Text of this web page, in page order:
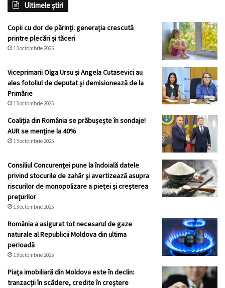
Ultimele știri
Copii cu dor de părinți: generația crescută
printre plecări și tăceri
13 octombrie 2025
Viceprimarii Olga Ursu și Angela Cutasevici au
ales fotoliul de deputat și demisionează de la
Primărie
13 octombrie 2025
Coaliția din România se prăbușește în sondaje!
AUR se menține la 40%
13 octombrie 2025
Consiliul Concurenței pune la îndoială datele
privind stocurile de zahăr şi avertizează asupra
riscurilor de monopolizare a pieţei şi creşterea
preţurilor
13 octombrie 2025
România a asigurat tot necesarul de gaze
naturale al Republicii Moldova din ultima
perioadă
13 octombrie 2025
Piața imobiliară din Moldova este în declin:
tranzacții în scădere, credite în creștere